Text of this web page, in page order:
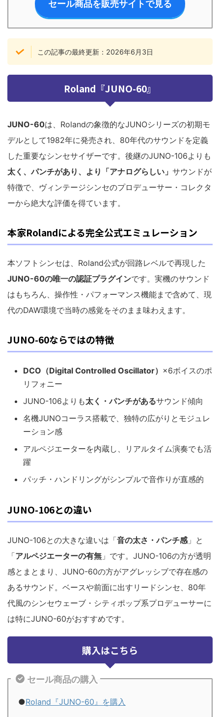
セール商品を販売サイトで見る
この記事の最終更新：2026年6月3日
Roland『JUNO-60』
JUNO-60は、Rolandの象徴的なJUNOシリーズの初期モ
デルとして1982年に発売され、80年代のサウンドを定義
した重要なシンセサイザーです。後継のJUNO-106よりも
太く、パンチがあり、より「アナログらしい」 サウンドが
特徴で、ヴィンテージシンセのプロデューサー・コレクタ
ーから絶大な評価を得ています。
本家Rolandによる完全公式エミュレーション
本ソフトシンセは、Roland公式が回路レベルで再現した
JUNO-60の唯一の認証プラグインです。実機のサウンド
はもちろん、操作性・パフォーマンス機能まで含めて、現
代のDAW環境で当時の感覚をそのまま味わえます。
JUNO-60ならではの特徴
DCO（Digital Controlled Oscillator） ×6ボイスのポ
リフォニー
JUNO-106よりも太く・パンチがあるサウンド傾向
名機JUNOコーラス搭載で、独特の広がりとモジュレ
ーション感
アルペジエーターを内蔵し、リアルタイム演奏でも活
躍
パッチ・ハンドリングがシンプルで音作りが直感的
JUNO-106との違い
JUNO-106との大きな違いは「音の太さ・パンチ感」と
「アルペジエーターの有無 」です。JUNO-106の方が透明
感とまとまり、JUNO-60の方がアグレッシブで存在感の
あるサウンド。ベースや前面に出すリードシンセ、80年
代風のシンセウェーブ・シティポップ系プロデューサーに
は特にJUNO-60がおすすめです。
購入はこちら
セール商品の購入
●Roland『JUNO-60』を購入